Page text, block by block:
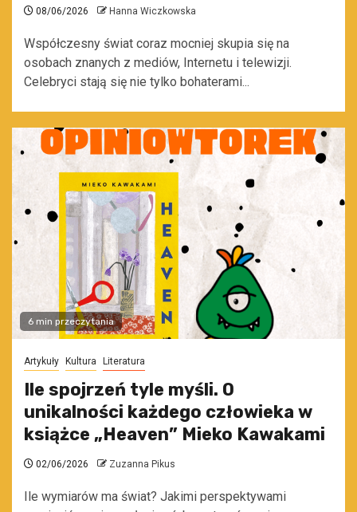
08/06/2026 Hanna Wiczkowska
Współczesny świat coraz mocniej skupia się na
osobach znanych z mediów, Internetu i telewizji.
Celebryci stają się nie tylko bohaterami...
6 min przeczytania
Artykuły Kultura Literatura
Ile spojrzeń tyle myśli. O
unikalności każdego człowieka w
książce „Heaven” Mieko Kawakami
02/06/2026 Zuzanna Pikus
Ile wymiarów ma świat? Jakimi perspektywami